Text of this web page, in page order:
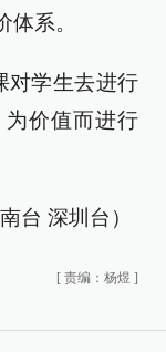
系。
对学生去进行
价值而进行
台 深圳台）
[ 责编：杨煜 ]